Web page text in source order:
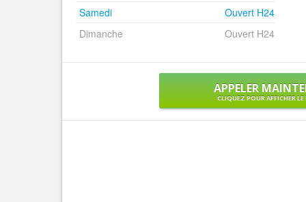
Samedi
Ouvert H24
Dimanche
Ouvert H24
APPELER
CLIQUEZ POUR AFFICHER